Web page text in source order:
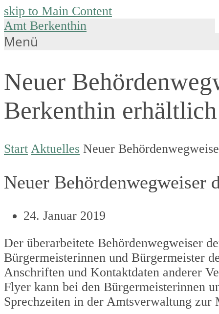
skip to Main Content
Amt Berkenthin
Menü
Neuer
Berkenthin erhältlich
Start Aktuelles Neuer
Neuer
24. Januar 2019
Der überarbeitete Behördenwegweiser
Bürgermeisterinnen und Bürgermeister
Anschriften und Kontaktdaten anderer
Flyer kann bei den Bürgermeisterinnen
Sprechzeiten in der Amtsverwaltung zur